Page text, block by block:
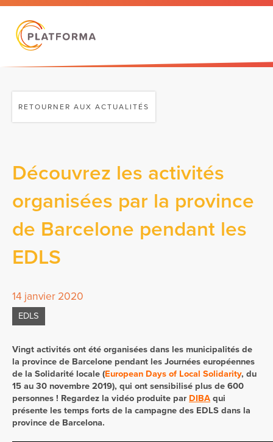
RETOURNER AUX ACTUALITÉS
Découvrez les activités
organisées par la province
de Barcelone pendant les
EDLS
14 janvier 2020
EDLS
Vingt activités ont été organisées dans les municipalités de
la province de Barcelone pendant les Journées européennes
de la Solidarité locale (European Days of Local Solidarity, du
15 au 30 novembre 2019), qui ont sensibilisé plus de 600
personnes ! Regardez la vidéo produite par DIBA qui
présente les temps forts de la campagne des EDLS dans la
province de Barcelona.